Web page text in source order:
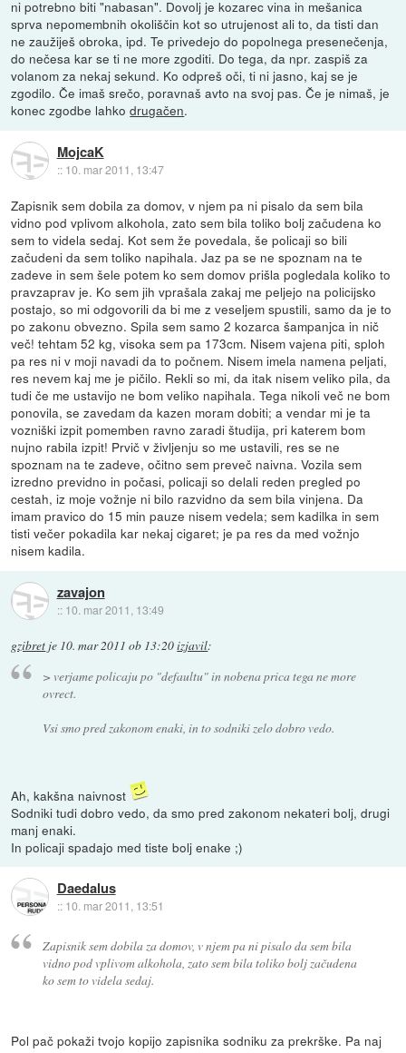
ni potrebno biti "nabasan". Dovolj je kozarec vina in mešanica
sprva nepomembnih okoliščin kot so utrujenost ali to, da tisti dan
ne zaužiješ obroka, ipd. Te privedejo do popolnega presenečenja,
do nečesa kar se ti ne more zgoditi. Do tega, da npr. zaspiš za
volanom za nekaj sekund. Ko odpreš oči, ti ni jasno, kaj se je
zgodilo. Če imaš srečo, poravnaš avto na svoj pas. Če je nimaš, je
konec zgodbe lahkodrugačen.
MojcaK
:: 10. mar 2011, 13:47
Zapisnik sem dobila za domov, v njem pa ni pisalo da sem bila
vidno pod vplivom alkohola, zato sem bila toliko bolj začudena ko
sem to videla sedaj. Kot sem že povedala, še policaji so bili
začudeni da sem toliko napihala. Jaz pa se ne spoznam na te
zadeve in sem šele potem ko sem domov prišla pogledala koliko to
pravzaprav je. Ko sem jih vprašala zakaj me peljejo na policijsko
postajo, so mi odgovorili da bi me z veseljem spustili, samo da je to
po zakonu obvezno. Spila sem samo 2 kozarca šampanjca in nič
več! tehtam 52 kg, visoka sem pa 173cm. Nisem vajena piti, sploh
pa res ni v moji navadi da to počnem. Nisem imela namena peljati,
res nevem kaj me je pičilo. Rekli so mi, da itak nisem veliko pila, da
tudi če me ustavijo ne bom veliko napihala. Tega nikoli več ne bom
ponovila, se zavedam da kazen moram dobiti; a vendar mi je ta
vozniški izpit pomemben ravno zaradi študija, pri katerem bom
nujno rabila izpit! Prvič v življenju so me ustavili, res se ne
spoznam na te zadeve, očitno sem preveč naivna. Vozila sem
izredno previdno in počasi, policaji so delali reden pregled po
cestah, iz moje vožnje ni bilo razvidno da sem bila vinjena. Da
imam pravico do 15 min pauze nisem vedela; sem kadilka in sem
tisti večer pokadila kar nekaj cigaret; je pa res da med vožnjo
nisem kadila.
zavajon
:: 10. mar 2011, 13:49
gzibret je 10. mar 2011 ob 13:20izjavil:
> verjame policaju po "defaultu" in nobena prica tega ne more
ovrect.
Vsi smo pred zakonom enaki, in to sodniki zelo dobro vedo.
Ah, kakšna naivnost
Sodniki tudi dobro vedo, da smo pred zakonom nekateri bolj, drugi
manj enaki.
In policaji spadajo med tiste bolj enake ;)
Daedalus
:: 10. mar 2011, 13:51
Zapisnik sem dobila za domov, v njem pa ni pisalo da sem bila
vidno pod vplivom alkohola, zato sem bila toliko bolj začudena
ko sem to videla sedaj.
Pol pač pokaži tvojo kopijo zapisnika sodniku za prekrške. Pa naj